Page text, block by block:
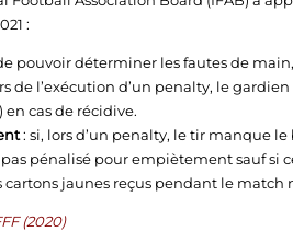
:
pouvoir déterminer les fautes de
de l’exécution d’un penalty, le
en cas de récidive.
: si, lors d’un penalty, le tir manque
pas pénalisé pour empiètement sauf si
cartons jaunes reçus pendant le
(2020)